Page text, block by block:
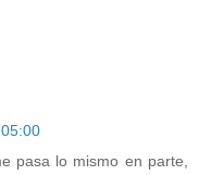
pasa lo mismo en parte,